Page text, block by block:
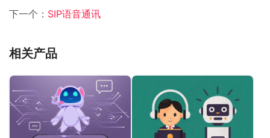
下一个： SIP语音通讯
相关产品